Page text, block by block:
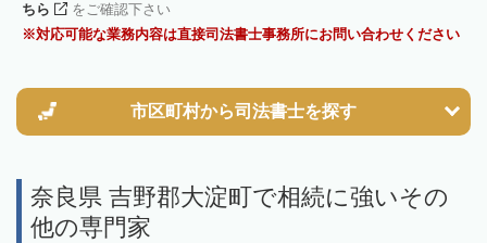
ちら
をご確認下さい
対応可能な業務内容は直接司法書士事務所にお問い合わせください
市区町村から司法書士を探す
奈良県 吉野郡大淀町で相続に強いその
他の専門家